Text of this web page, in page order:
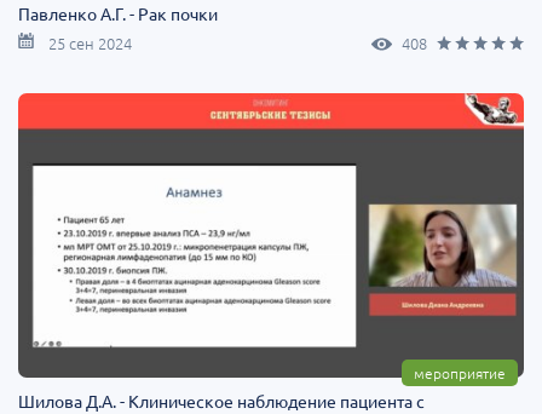
Павленко А.Г. - Рак почки
25 сен 2024 408
мероприятие
Шилова Д.А. - Клиническое наблюдение пациента с